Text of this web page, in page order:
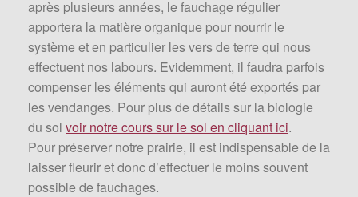
après plusieurs années, le fauchage régulier
apportera la matière organique pour nourrir le
système et en particulier les vers de terre qui nous
effectuent nos labours. Evidemment, il faudra parfois
compenser les éléments qui auront été exportés par
les vendanges. Pour plus de détails sur la biologie
du sol voir notre cours sur le sol en cliquant ici.
Pour préserver notre prairie, il est indispensable de la
laisser fleurir et donc d’effectuer le moins souvent
possible de fauchages.